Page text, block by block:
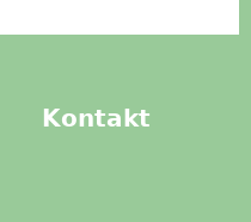
Kontakt